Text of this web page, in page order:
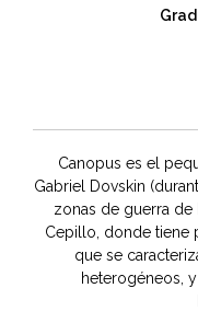
Canopus es el
Gabriel Dovskin
zonas de guerra de
Cepillo, donde tiene
que se
heterogéneos,